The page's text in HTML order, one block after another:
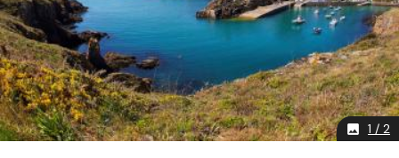
image 1 / 2